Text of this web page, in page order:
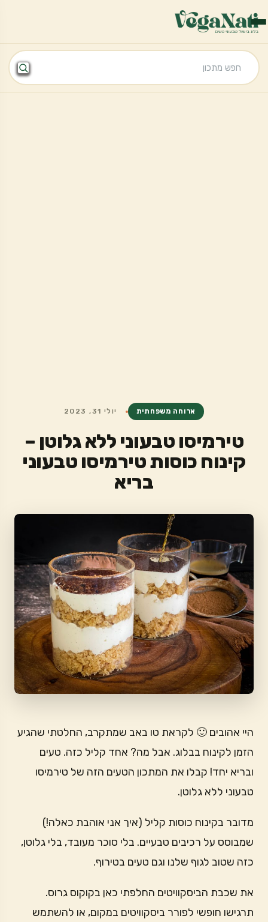
ארוחה משפחתית יולי 31, 2023
טירמיסו טבעוני ללא גלוטן –
קינוח כוסות טירמיסו טבעוני
בריא
היי אהובים 🙂 לקראת טו באב שמתקרב, החלטתי שהגיע
הזמן לקינוח בבלוג. אבל מה? אחד קליל כזה. טעים
ובריא יחד! קבלו את המתכון הטעים הזה של טירמיסו
טבעוני ללא גלוטן.
מדובר בקינוח כוסות קליל (איך אני אוהבת כאלה!)
שמבוסס על רכיבים טבעיים. בלי סוכר מעובד, בלי גלוטן,
כזה שטוב לגוף שלנו וגם טעים בטירוף.
את שכבת הביסקוויטים החלפתי כאן בקוקוס גרוס.
תרגישו חופשי לפורר ביסקוויטים במקום, או להשתמש